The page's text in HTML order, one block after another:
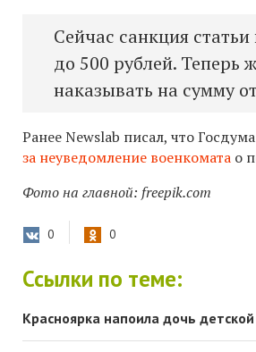
Сейчас санкция
до 500 рублей. Теперь
наказывать на сумму
Ранее Newslab писал, что
за неуведомление военкомата о
Фото на главной: freepik.com
0 0
Ссылки по теме:
Красноярка напоила дочь